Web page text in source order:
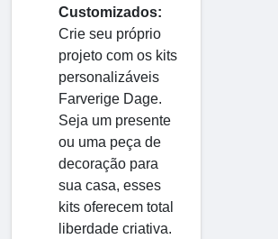
Customizados:
Crie seu próprio
projeto com os kits
personalizáveis
Farverige Dage.
Seja um presente
ou uma peça de
decoração para
sua casa, esses
kits oferecem total
liberdade criativa.